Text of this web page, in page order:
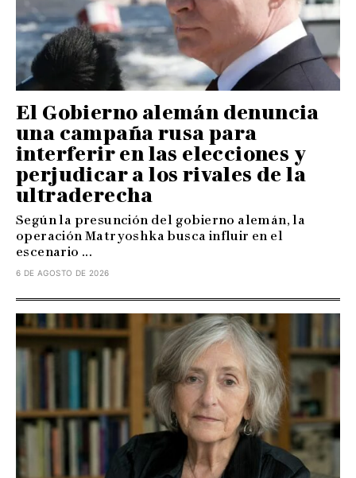
El Gobierno alemán denuncia
una campaña rusa para
interferir en las elecciones y
perjudicar a los rivales de la
ultraderecha
Según la presunción del gobierno alemán, la
operación Matryoshka busca influir en el
escenario ...
6 DE AGOSTO DE 2026